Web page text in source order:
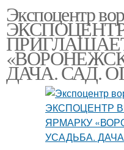
Экспоцентр
ДАЧА. САД.